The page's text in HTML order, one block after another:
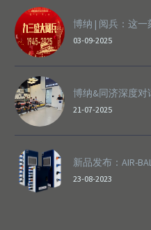
博纳 | 阅兵：这一
03-09-2025
博纳&同济深度
21-07-2025
新品发布：AIR-
23-08-2023